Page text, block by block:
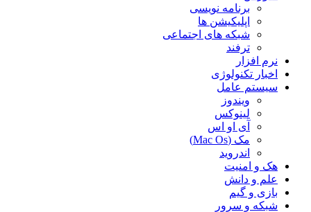
برنامه نویسی
اپلیکیشن ها
شبکه های اجتماعی
ترفند
نرم افزار
اخبار تکنولوژی
سیستم عامل
ویندوز
لینوکس
آی او اس
مک (Mac Os)
اندروید
هک و امنیت
علم و دانش
بازی و گیم
شبکه و سرور